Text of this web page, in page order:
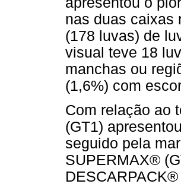
nas duas caixas
(178 luvas) de
visual teve 18
manchas ou
(1,6%) com
Com relação ao
(GT1)
seguido pela
SUPERMAX®